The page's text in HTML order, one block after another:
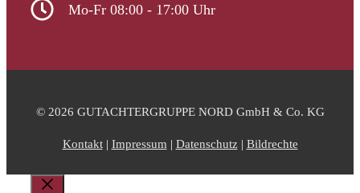
Mo-Fr 08:00 - 17:00 Uhr
© 2026 GUTACHTERGRUPPE NORD GmbH & Co. KG
Kontakt| Impressum | Datenschutz| Bildrechte